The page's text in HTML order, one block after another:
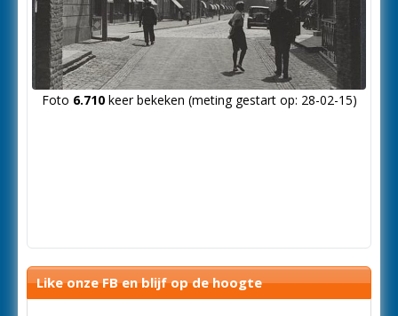
Foto 6.710keer bekeken (meting gestart op: 28-02-15)
Like onze FB en blijf op de hoogte